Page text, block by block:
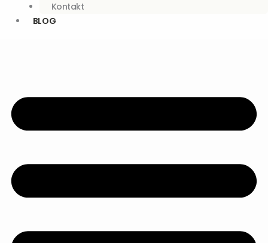
Kontakt
BLOG